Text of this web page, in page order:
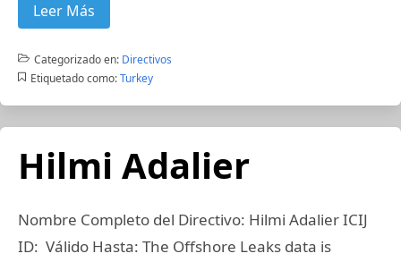
Leer Más
Categorizado en: Directivos
Etiquetado como: Turkey
Hilmi Adalier
Nombre Completo del Directivo: Hilmi Adalier ICIJ
ID: Válido Hasta: The Offshore Leaks data is